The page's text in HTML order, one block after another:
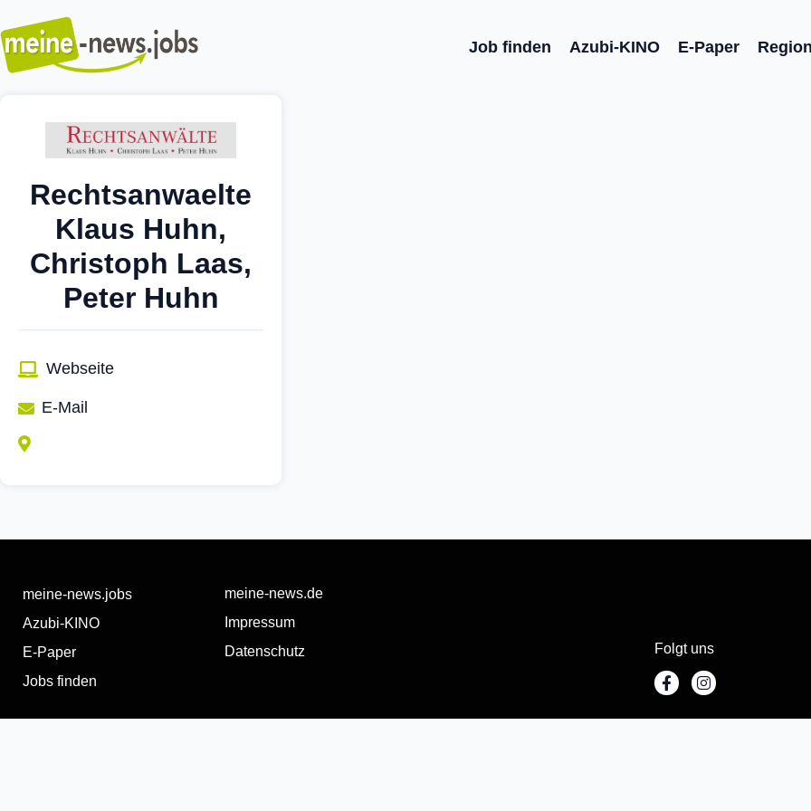
Job finden Azubi-KINO E-Paper
Rechtsanwaelte
Klaus Huhn,
Christoph Laas,
Peter Huhn
Webseite
E-Mail
meine-news.jobs
Azubi-KINO
E-Paper
Jobs finden
meine-news.de
Impressum
Datenschutz
Folgt uns